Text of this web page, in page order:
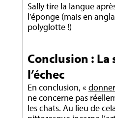
Sally tire la langue
l’éponge (mais en
polyglotte !)
Conclusion : La
l’échec
En conclusion, «
ne concerne pas
les chats. Au lieu de